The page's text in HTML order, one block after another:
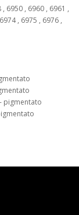
6950 , 6960 , 6961 ,
, 6975 , 6976 ,
pigmentato